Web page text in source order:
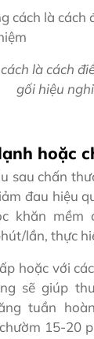
là cách
gối hiệu
hoặc
sau chấn
đau hiệu
khăn mềm
lần, thực
hoặc với
sẽ giúp
tuần
15-20